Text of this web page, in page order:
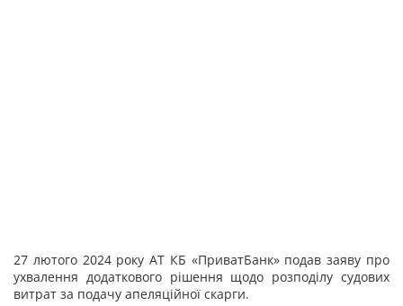
27 лютого 2024 року АТ КБ «ПриватБанк» подав заяву про
ухвалення додаткового рішення щодо розподілу судових
витрат за подачу апеляційної скарги.